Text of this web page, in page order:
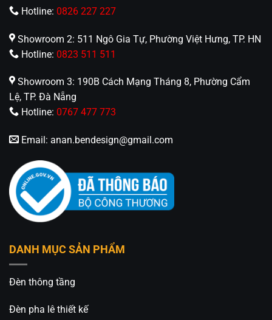
Hồ Chí Minh
Nội
08.1745.175 (Zalo)
Fanpage:Đèn Trang Trí An An Decor
Hotline: 0826 227 227
Showroom 2: 511 Ngô Gia Tự, Phường Việt Hưng, TP. HN
Hotline: 0823 511 511
Showroom 3: 190B Cách Mạng Tháng 8, Phường Cẩm
Lệ, TP. Đà Nẵng
Hotline: 0767 477 773
Email: anan.bendesign@gmail.com
DANH MỤC SẢN PHẨM
Đèn thông tầng
Đèn pha lê thiết kế